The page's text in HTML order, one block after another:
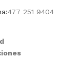
477 251 9404